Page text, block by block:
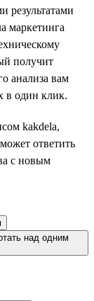
результатами
маркетинга
получит
анализа вам
в один клик.
kakdela,
ответить
с новым
над одним